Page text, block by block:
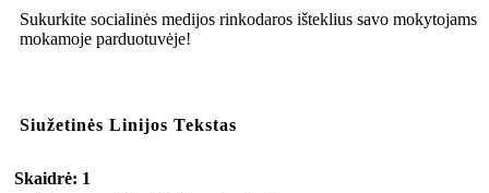
Sukurkite socialinės medijos rinkodaros išteklius savo mokytojams
mokamoje parduotuvėje!
Siužetinės Linijos Tekstas
Skaidrė: 1